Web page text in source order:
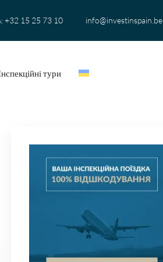
+32 15 25 73 10 info@investinspain.be
тури